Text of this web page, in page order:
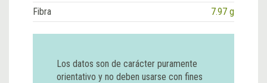
Fibra
7.97 g
Los datos son de carácter puramente
orientativo y no deben usarse con fines